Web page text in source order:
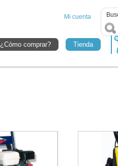
¿Cómo comprar? Tienda
Mi cuenta